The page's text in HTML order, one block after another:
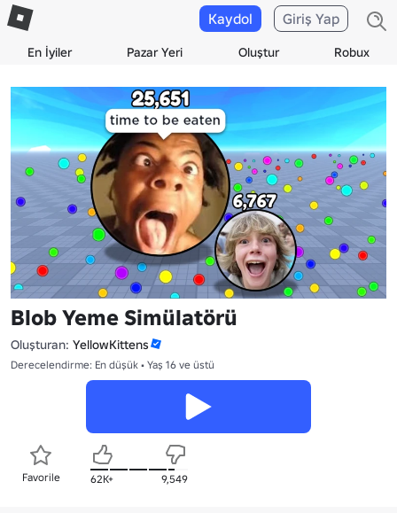
En İyiler Pazar Yeri Oluştur Robux
Kaydol Giriş Yap
Blob Yeme Simülatörü
Oluşturan: YellowKittens
Derecelendirme: En düşük • Yaş 16 ve üstü
Favorile 62K+ 9,549